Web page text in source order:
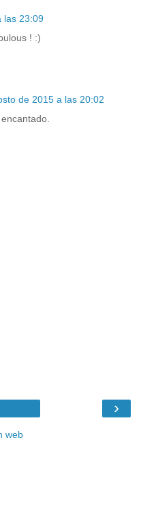
las 23:09
! :)
de 2015 a las 20:02
›
web